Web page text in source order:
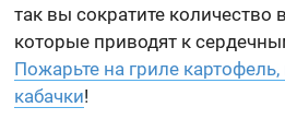
так вы сократите
которые приводят к
Пожарьте на гриле
кабачки!